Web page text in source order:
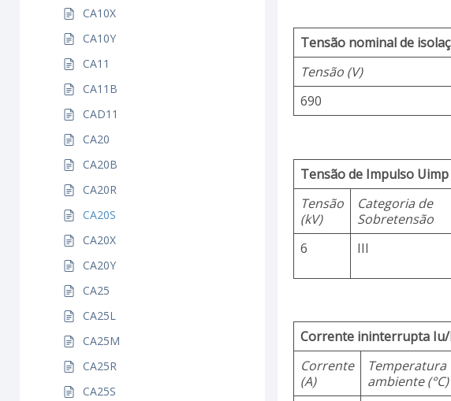
CA10X
CA10Y
CA11
CA11B
CAD11
CA20
CA20B
CA20R
CA20S
CA20X
CA20Y
CA25
CA25L
CA25M
CA25R
CA25S
Tensão nominal de
Tensão (V)
690
Tensão de Impulso Uimp
Tensão
(kV)
Categoria de
Sobretensão
6 III
Corrente ininterrupta
Corrente
(A)
Temperatura
ambiente (°C)